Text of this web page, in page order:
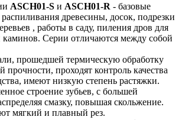
ASCH01-S и ASCH01-R - базовые
древесины, досок, подрезки
, работы в саду, пиления дров для
Серии отличаются между собой
прошедшей термическую обработку
прочности, проходят контроль качества
имеют низкую степень растяжки.
строение зубьев, с большей
смазку, повышая скольжение.
мягкий и плавный рез.